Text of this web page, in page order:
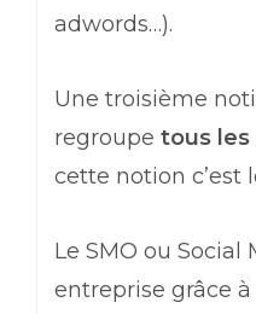
adwords…).
Une troisième
regroupe tous les
cette notion c’est
Le SMO ou
entreprise grâce